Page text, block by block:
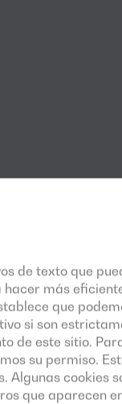
de texto que
más
que
si son
de este sitio.
su permiso.
Algunas cookies
que aparecen